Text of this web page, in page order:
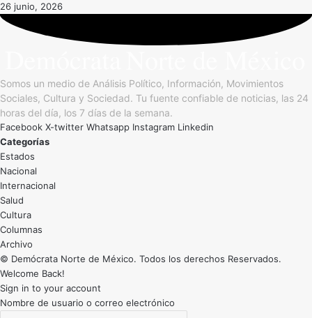
26 junio, 2026
Somos un medio de Análisis Político, Información, Movimientos
Sociales, Cultura y Sociedad. Tu fuente confiable de noticias, las 24
horas del día, los 7 días de la semana.
Facebook X-twitter Whatsapp Instagram Linkedin
Categorías
Estados
Nacional
Internacional
Salud
Cultura
Archivo
© Demócrata Norte de México. Todos los derechos Reservados.
Welcome Back!
Sign in to your account
Nombre de usuario o correo electrónico